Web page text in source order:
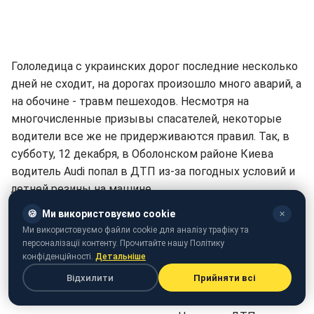
Гололедица с украинских дорог последние несколько
дней не сходит, на дорогах произошло много аварий, а
на обочине - травм пешеходов. Несмотря на
многочисленные призывы спасателей, некоторые
водители все же не придерживаются правил. Так, в
субботу, 12 декабря, в Оболонском районе Киева
водитель Audi попал в ДТП из-за погодных условий и
летней резины на машине.
Как сообщает "Киев Оперативный", водитель вылетел
с дороги на обочину возле ТРЦ Dream Town. Машина
снесла на своем пути все: и столбы, и забор, а также
протаранила три припаркованные машины.
Остановиться неуправляемому авто удалось лишь,
🍪 Ми використовуємо cookie ✕
Ми використовуємо файли cookie для аналізу трафіку та
персоналізації контенту. Прочитайте нашу Політику
конфіденційності. Детальніше
Відхилити Прийняти всі